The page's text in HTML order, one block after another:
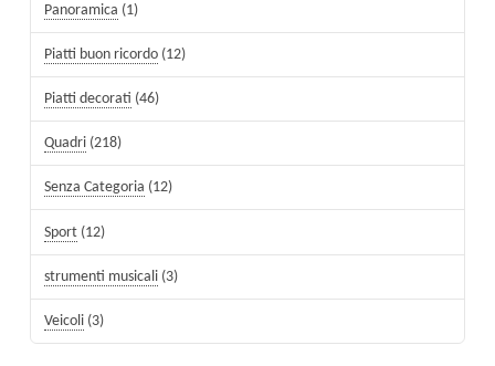
Panoramica (1)
Piatti buon ricordo (12)
Piatti decorati (46)
Quadri (218)
Senza Categoria (12)
Sport (12)
strumenti musicali (3)
Veicoli (3)